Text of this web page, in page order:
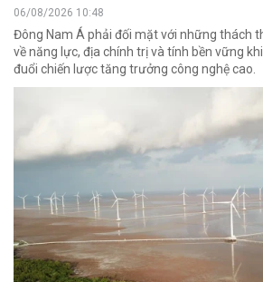
06/08/2026 10:48
Đông Nam Á phải đối mặt với những thách
về năng lực, địa chính trị và tính bền vững
đuổi chiến lược tăng trưởng công nghệ cao.